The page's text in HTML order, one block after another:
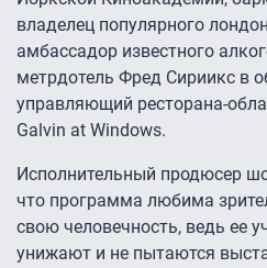
владелец популярного
амбассадор известного
метрдотель Фред Сириикс в
управляющий ресторана-
Galvin at Windows.
Исполнительный продюсер
что программа любима
свою человечность, ведь ее
унижают и не пытаются